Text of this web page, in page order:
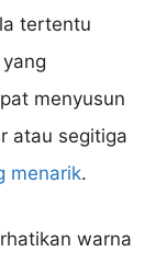
tertentu
menyusun
atau segitiga
menarik.
warna